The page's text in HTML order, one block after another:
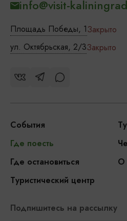
Площадь Победы, 1Закрыто
ул. Октябрьская, 2/3Закрыто
info@visit-
События
Где поесть
Где остановиться
О
Туристический центр
Подпишитесь на рассылку